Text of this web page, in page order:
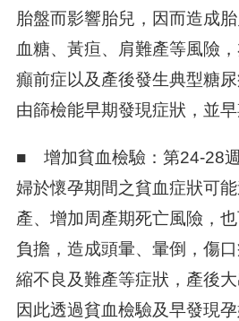
胎盤而影響胎兒，因而造成
血糖、黃疸、肩難產等風險
癲前症以及產後發生典型糖
由篩檢能早期發現症狀，並早
■ 增加貧血檢驗：第24-28
婦於懷孕期間之貧血症狀可
產、增加周產期死亡風險，
負擔，造成頭暈、暈倒，傷
縮不良及難產等症狀，產後大
因此透過貧血檢驗及早發現